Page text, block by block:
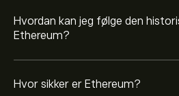
Hvordan kan jeg følge den
Ethereum?
Hvor sikker er Ethereum?